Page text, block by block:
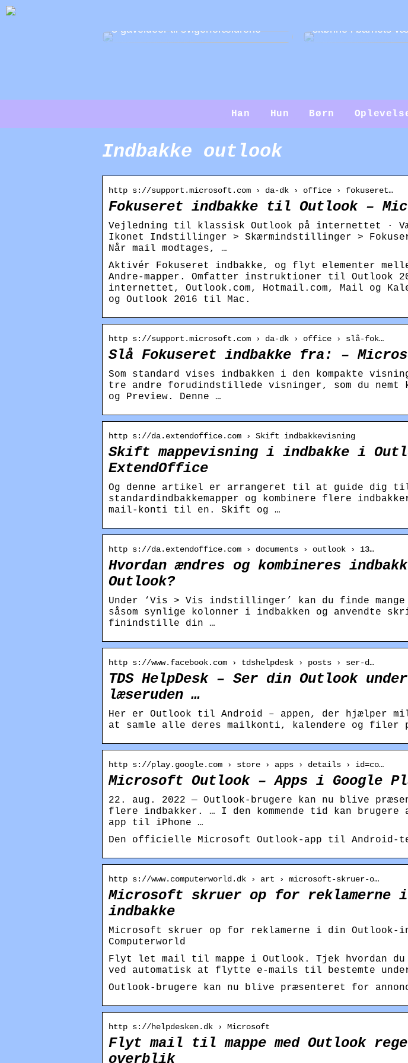
3 gaveidéer til svigerforældrene
skønne i barnets
Han Hun Børn
Indbakke outlook
http s://support.microsoft.com › da-dk › office › fokuseret…
Fokuseret indbakke til Outlook –
Vejledning til klassisk Outlook på internettet ·
Ikonet Indstillinger > Skærmindstillinger >
Når mail modtages, …
Aktivér Fokuseret indbakke, og flyt elementer
Andre-mapper. Omfatter instruktioner til Outlook
internettet, Outlook.com, Hotmail.com, Mail og
og Outlook 2016 til Mac.
http s://support.microsoft.com › da-dk › office › slå-fok…
Slå Fokuseret indbakke fra: –
Som standard vises indbakken i den kompakte
tre andre forudindstillede visninger, som du
og Preview. Denne …
http s://da.extendoffice.com › Skift indbakkevisning
Skift mappevisning i indbakke i
ExtendOffice
Og denne artikel er arrangeret til at guide dig
standardindbakkemapper og kombinere flere
mail-konti til en. Skift og …
http s://da.extendoffice.com › documents › outlook › 13…
Hvordan ændres og kombineres
Outlook?
Under ‘Vis > Vis indstillinger’ kan du finde
såsom synlige kolonner i indbakken og anvendte
finindstille din …
http s://www.facebook.com › tdshelpdesk › posts › ser-d…
TDS HelpDesk – Ser din Outlook
læseruden …
Her er Outlook til Android – appen, der hjælper
at samle alle deres mailkonti, kalendere og filer
http s://play.google.com › store › apps › details › id=co…
Microsoft Outlook – Apps i Google
22. aug. 2022 — Outlook-brugere kan nu blive
flere indbakker. … I den kommende tid kan brugere
app til iPhone …
Den officielle Microsoft Outlook-app til Android-
http s://www.computerworld.dk › art › microsoft-skruer-o…
Microsoft skruer op for reklamerne
indbakke
Microsoft skruer op for reklamerne i din Outlook-
Computerworld
Flyt let mail til mappe i Outlook. Tjek hvordan
ved automatisk at flytte e-mails til bestemte
Outlook-brugere kan nu blive præsenteret for
http s://helpdesken.dk › Microsoft
Flyt mail til mappe med Outlook
overblik